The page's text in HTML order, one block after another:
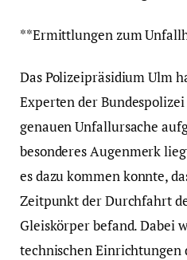
**Ermittlungen zum
Das Polizeipräsidium Ulm
Experten der
genauen Unfallursache
besonderes Augenmerk
es dazu kommen konnte,
Zeitpunkt der Durchfahrt
Gleiskörper befand. Dabei
technischen Einrichtungen